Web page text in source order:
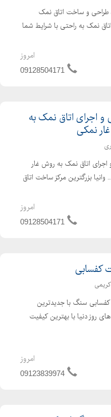
طراحی و ساخت اتاق نمک
نمک به راحتی با شرایط شما
منطبق میگردد. کافیست بدانید
و به سراغ متخصصین اتاق
امروز
09128504171
و اجرای اتاق نمک به
نمکی
اجرای اتاق نمک به روش غار
وانیا بزرگترین مرکز ساخت اتاق
ها با طراحی کاملا منحصر به
فضای شما را تبدیل به یک غار
امروز
09128504171
کفسابی
سنگ با جدیدترین
روز دنیا با بهترین کیفیت
سابقه ی درخشان بیش از 20 سال کار در
زدن سنگ آماده ا...
امروز
09123839974